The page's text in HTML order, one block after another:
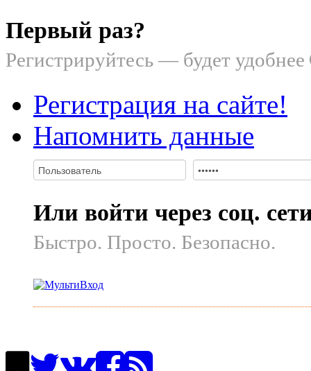
Первый раз?
Регистрируйтесь — будет удобнее
Регистрация на сайте!
Напомнить данные
Или войти через соц.
Быстро. Просто. Безопасно.